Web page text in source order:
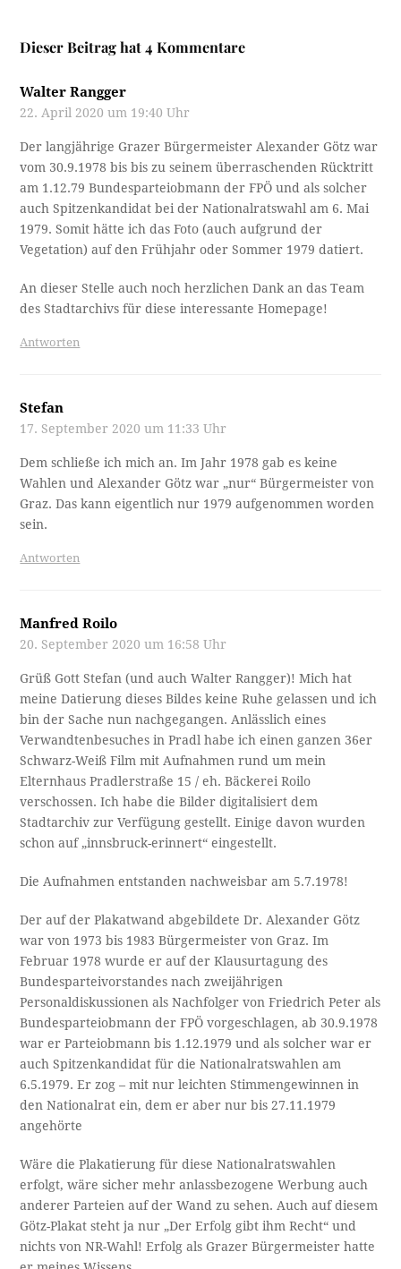
Dieser Beitrag hat 4 Kommentare
Walter Rangger
22. April 2020 um 19:40 Uhr
Der langjährige Grazer Bürgermeister Alexander Götz war
vom 30.9.1978 bis bis zu seinem überraschenden Rücktritt
am 1.12.79 Bundesparteiobmann der FPÖ und als solcher
auch Spitzenkandidat bei der Nationalratswahl am 6. Mai
1979. Somit hätte ich das Foto (auch aufgrund der
Vegetation) auf den Frühjahr oder Sommer 1979 datiert.
An dieser Stelle auch noch herzlichen Dank an das Team
des Stadtarchivs für diese interessante Homepage!
Antworten
Stefan
17. September 2020 um 11:33 Uhr
Dem schließe ich mich an. Im Jahr 1978 gab es keine
Wahlen und Alexander Götz war „nur“ Bürgermeister von
Graz. Das kann eigentlich nur 1979 aufgenommen worden
sein.
Antworten
Manfred Roilo
20. September 2020 um 16:58 Uhr
Grüß Gott Stefan (und auch Walter Rangger)! Mich hat
meine Datierung dieses Bildes keine Ruhe gelassen und ich
bin der Sache nun nachgegangen. Anlässlich eines
Verwandtenbesuches in Pradl habe ich einen ganzen 36er
Schwarz-Weiß Film mit Aufnahmen rund um mein
Elternhaus Pradlerstraße 15 / eh. Bäckerei Roilo
verschossen. Ich habe die Bilder digitalisiert dem
Stadtarchiv zur Verfügung gestellt. Einige davon wurden
schon auf „innsbruck-erinnert“ eingestellt.
Die Aufnahmen entstanden nachweisbar am 5.7.1978!
Der auf der Plakatwand abgebildete Dr. Alexander Götz
war von 1973 bis 1983 Bürgermeister von Graz. Im
Februar 1978 wurde er auf der Klausurtagung des
Bundesparteivorstandes nach zweijährigen
Personaldiskussionen als Nachfolger von Friedrich Peter als
Bundesparteiobmann der FPÖ vorgeschlagen, ab 30.9.1978
war er Parteiobmann bis 1.12.1979 und als solcher war er
auch Spitzenkandidat für die Nationalratswahlen am
6.5.1979. Er zog – mit nur leichten Stimmengewinnen in
den Nationalrat ein, dem er aber nur bis 27.11.1979
angehörte
Wäre die Plakatierung für diese Nationalratswahlen
erfolgt, wäre sicher mehr anlassbezogene Werbung auch
anderer Parteien auf der Wand zu sehen. Auch auf diesem
Götz-Plakat steht ja nur „Der Erfolg gibt ihm Recht“ und
nichts von NR-Wahl! Erfolg als Grazer Bürgermeister hatte